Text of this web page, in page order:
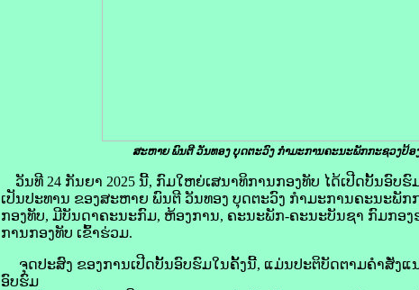
ສະຫາຍ ພົນຕີ ວັນທອງ ບຸດຕະວົງ ກໍາມະການຄະນະພັກກະຊວງປ້ອງ
ວັນທີ 24 ກັນຍາ 2025 ນີ້, ກົມໃຫຍ່ເສນາທິການກອງທັບ ໄດ້ເປີດບັ້ນອົບຮົ
ເປັນປະທານ ຂອງສະຫາຍ ພົນຕີ ວັນທອງ ບຸດຕະວົງ ກໍາມະການຄະນະພັ
ກອງທັບ, ມີບັນດາຄະນະກົມ, ຫ້ອງການ, ຄະນະພັກ-ຄະນະບັນຊາ ກົມກອ
ການກອງທັບ ເຂົ້າຮ່ວມ.
ຈຸດປະສົງ ຂອງການເປີດບັ້ນອົບຮົມໃນຄັ້ງນີ້, ແມ່ນປະຕິບັດຕາມຄໍາສັ່ງແ
ອົບຮົມ